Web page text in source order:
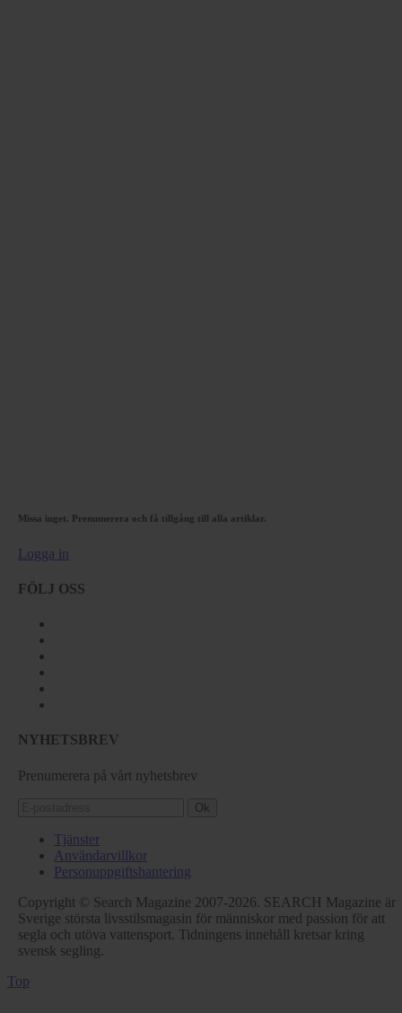
Missa inget. Prenumerera och få tillgång till alla artiklar.
Logga in
FÖLJ OSS
NYHETSBREV
Prenumerera på vårt nyhetsbrev
Ok
Tjänster
Användarvillkor
Personuppgiftshantering
Copyright © Search Magazine 2007-2026. SEARCH Magazine är
Sverige största livsstilsmagasin för människor med passion för att
segla och utöva vattensport. Tidningens innehåll kretsar kring
svensk segling.
Top